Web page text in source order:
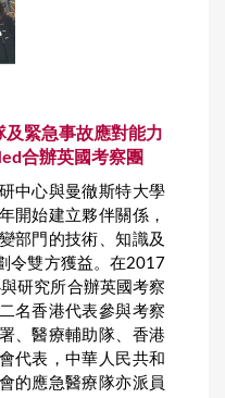
緊急事故應對能力
合辦英國考察團
中心與曼徹斯特大學
開始建立夥伴關係，
部門的技術、知識及
令雙方獲益。在2017
研究所合辦英國考察
名香港代表參與考察
、醫療輔助隊、香港
代表，中華人民共和
的應急醫療隊亦派員